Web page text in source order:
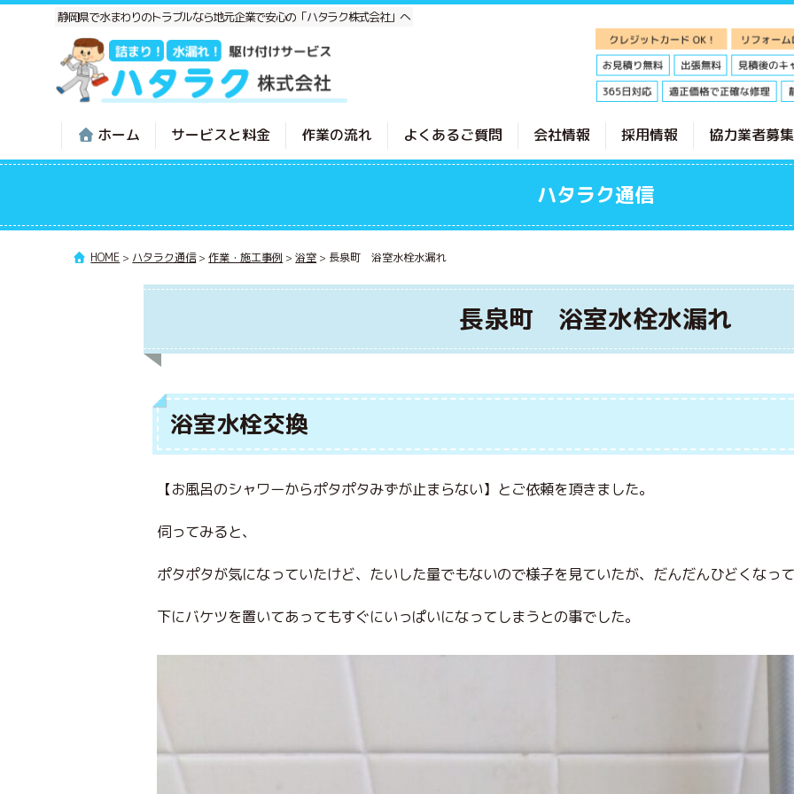
静岡県で水まわりのトラブルなら地元企業で安心の「ハタラク株式会社」へ
ホーム サービスと料金 作業の流れ よくあるご質問 会社情報 採用情報 協力業者募集
ハタラク通信
HOME > ハタラク通信>作業・施工事例 >浴室 > 長泉町 浴室水栓水漏れ
長泉町 浴室水栓水漏れ
浴室水栓交換
【お風呂のシャワーからポタポタみずが止まらない】とご依頼を頂きました。
伺ってみると、
ポタポタが気になっていたけど、たいした量でもないので様子を見ていたが、だんだんひどくなっ
下にバケツを置いてあってもすぐにいっぱいになってしまうとの事でした。